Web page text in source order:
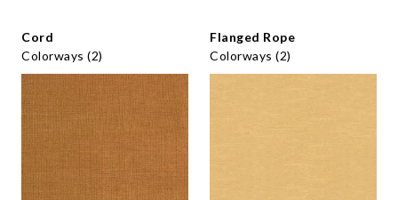
Cord
Colorways (2)
Flanged Rope
Colorways (2)